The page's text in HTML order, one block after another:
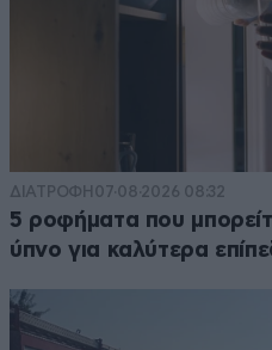
ΔΙΑΤΡΟΦΗ 07·08·2026 08:32
5 ροφήματα που
ύπνο για καλύτερα